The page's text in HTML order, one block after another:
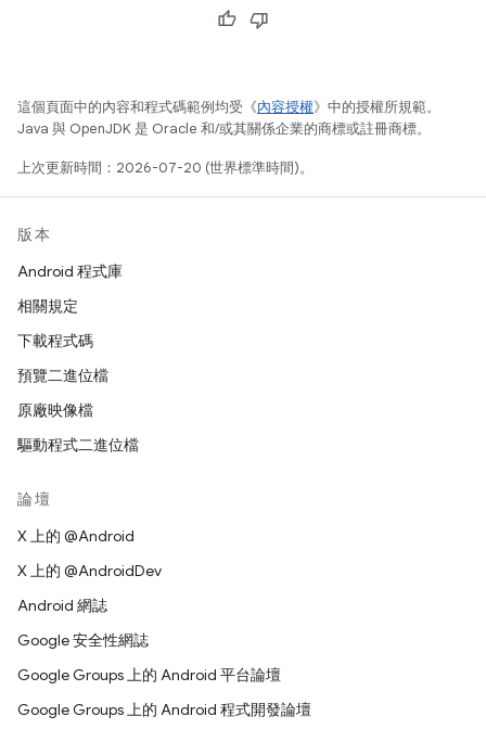
這個頁面中的內容和程式碼範例均受《內容授權》中的授權所規範。
Java 與 OpenJDK 是 Oracle 和/或其關係企業的商標或註冊商標。
上次更新時間：2026-07-20 (世界標準時間)。
版本
Android 程式庫
相關規定
下載程式碼
預覽二進位檔
原廠映像檔
驅動程式二進位檔
論壇
X 上的 @Android
X 上的 @AndroidDev
Android 網誌
Google 安全性網誌
Google Groups 上的 Android 平台論壇
Google Groups 上的 Android 程式開發論壇